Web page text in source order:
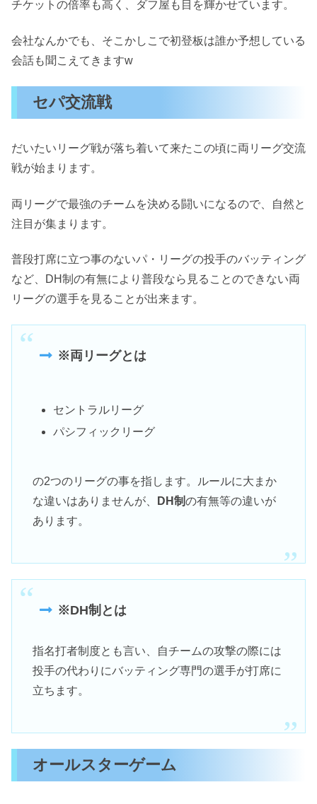
チケットの倍率も高く、ダフ屋も目を輝かせています。
会社なんかでも、そこかしこで初登板は誰か予想している
会話も聞こえてきますw
セパ交流戦
だいたいリーグ戦が落ち着いて来たこの頃に両リーグ交流
戦が始まります。
両リーグで最強のチームを決める闘いになるので、自然と
注目が集まります。
普段打席に立つ事のないパ・リーグの投手のバッティング
など、DH制の有無により普段なら見ることのできない両
リーグの選手を見ることが出来ます。
※両リーグとは
セントラルリーグ
パシフィックリーグ
の2つのリーグの事を指します。ルールに大まか
な違いはありませんが、
DH制の有無等の違いが
あります。
※DH制とは
指名打者制度とも言い、自チームの攻撃の際には
投手の代わりにバッティング専門の選手が打席に
立ちます。
オールスターゲーム